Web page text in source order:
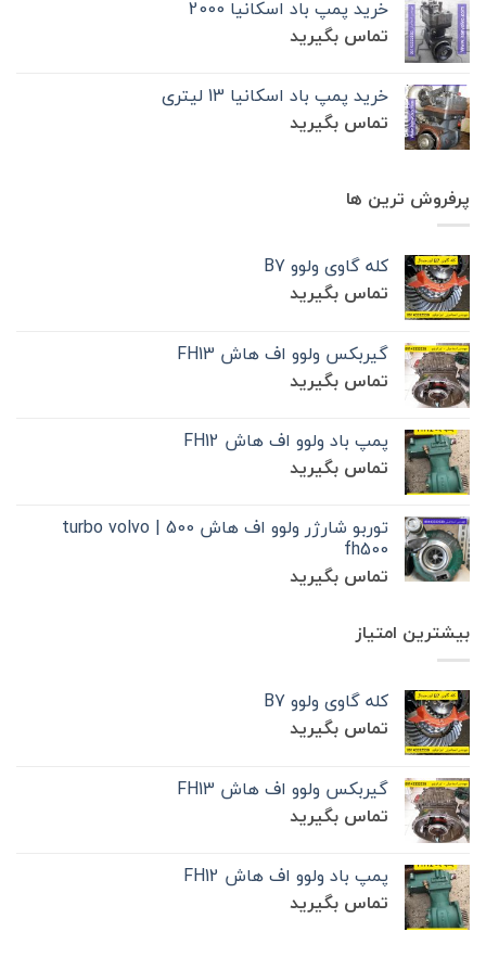
خرید پمپ باد اسکانیا 2000
تماس بگیرید
خرید پمپ باد اسکانیا 13 لیتری
تماس بگیرید
پرفروش ترین ها
کله گاوی ولوو B7
تماس بگیرید
گیربکس ولوو اف هاش FH13
تماس بگیرید
پمپ باد ولوو اف هاش FH12
تماس بگیرید
توربو شارژر ولوو اف هاش 500 | turbo volvo
fh500
تماس بگیرید
بیشترین امتیاز
کله گاوی ولوو B7
تماس بگیرید
گیربکس ولوو اف هاش FH13
تماس بگیرید
پمپ باد ولوو اف هاش FH12
تماس بگیرید